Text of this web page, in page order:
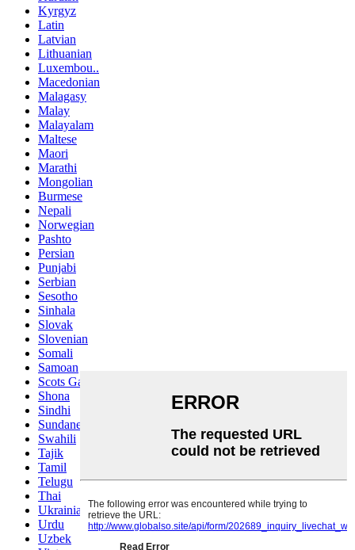
Kyrgyz
Latin
Latvian
Lithuanian
Luxembou..
Macedonian
Malagasy
Malay
Malayalam
Maltese
Maori
Marathi
Mongolian
Burmese
Nepali
Norwegian
Pashto
Persian
Punjabi
Serbian
Sesotho
Sinhala
Slovak
Slovenian
Somali
Samoan
Scots Gaelic
Shona
Sindhi
Sundanese
Swahili
Tajik
Tamil
Telugu
Thai
Ukrainian
Urdu
Uzbek